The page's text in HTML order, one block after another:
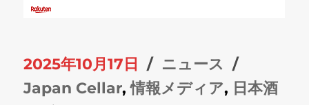
投
稿
2025年10月17日
カ
テ
ニュース
グ
Japan Cellar,情報メディア, 日本酒